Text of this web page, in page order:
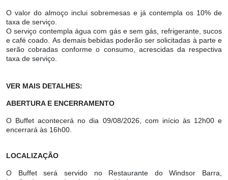
O valor do almoço inclui sobremesas e já contempla os 10% de
taxa de serviço.
O serviço contempla água com gás e sem gás, refrigerante, sucos
e café coado. As demais bebidas poderão ser solicitadas à parte e
serão cobradas conforme o consumo, acrescidas da respectiva
taxa de serviço.
VER MAIS DETALHES:
ABERTURA E ENCERRAMENTO
O Buffet acontecerá no dia 09/08/2026, com início às 12h00 e
encerrará às 16h00.
LOCALIZAÇÃO
O Buffet será servido no Restaurante do Windsor Barra,